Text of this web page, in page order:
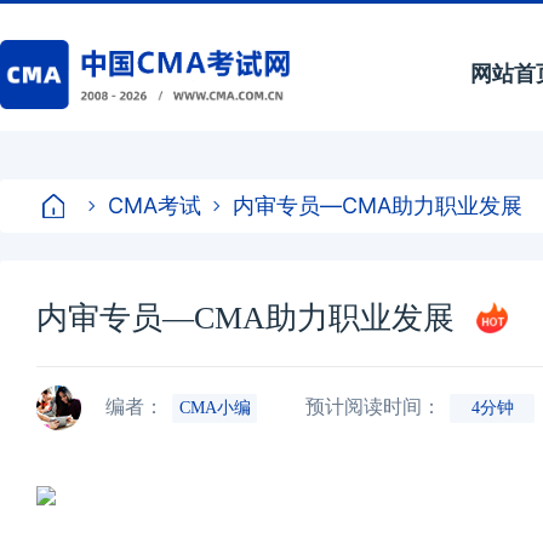
网站首
CMA考试 内审专员—CMA助力职业发展
内审专员—CMA助力职业发展
编者： CMA小编 预计阅读时间： 4分钟